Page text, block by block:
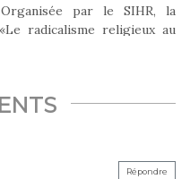
par le SIHR, la
radicalisme religieux au
Répondre